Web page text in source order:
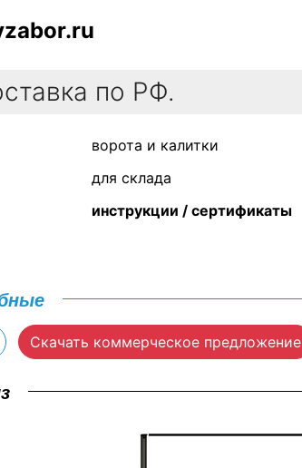
по РФ.
ворота и калитки
для склада
инструкции / сертификаты
Скачать коммерческое предложение